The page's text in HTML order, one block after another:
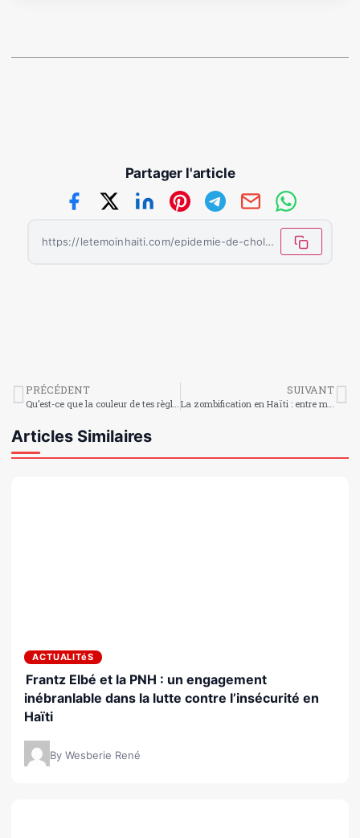
Partager l'article
https://letemoinhaiti.com/epidemie-de-cholera-appel-a-laide-durgence-dans-la-commune-de-bainet/
PRÉCÉDENT SUIVANT
Articles Similaires
ACTUALITéS
Frantz Elbé et la PNH : un engagement
inébranlable dans la lutte contre l’insécurité en
Haïti
By Wesberie René